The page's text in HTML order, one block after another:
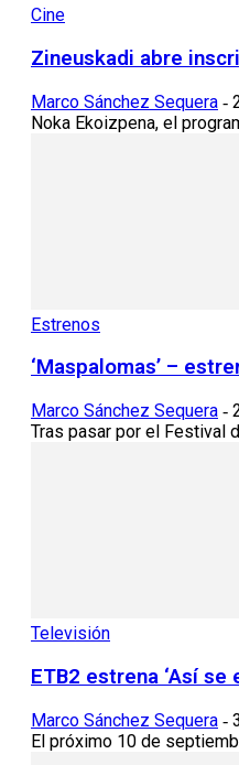
Cine
Zineuskadi abre
Marco Sánchez Sequera -
Noka Ekoizpena, el
Estrenos
‘Maspalomas’ –
Marco Sánchez Sequera -
Tras pasar por el Festival
Televisión
ETB2 estrena ‘Así
Marco Sánchez Sequera -
El próximo 10 de